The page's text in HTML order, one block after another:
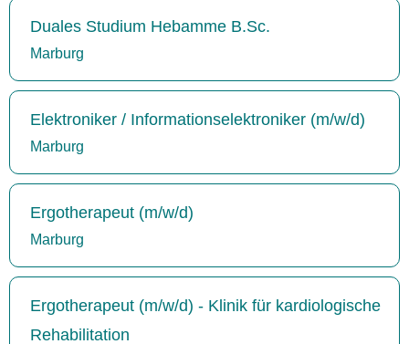
Duales Studium Hebamme B.Sc.
Marburg
Elektroniker / Informationselektroniker (m/w/d)
Marburg
Ergotherapeut (m/w/d)
Marburg
Ergotherapeut (m/w/d) - Klinik für kardiologische
Rehabilitation